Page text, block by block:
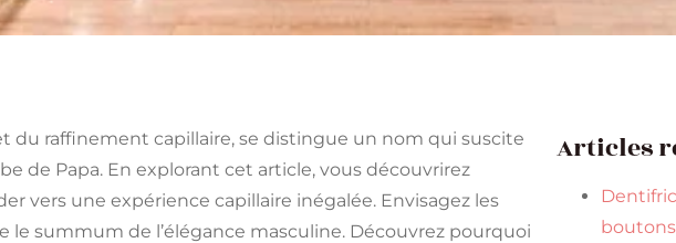
du raffinement capillaire, se distingue un nom qui suscite
de Papa. En explorant cet article, vous découvrirez
vers une expérience capillaire inégalée. Envisagez les
summum de l’élégance masculine. Découvrez pourquoi
Articles